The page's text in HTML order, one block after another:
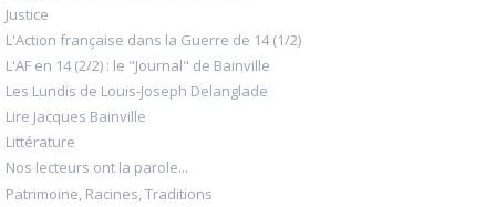
Justice
L'Action française dans la Guerre de 14 (1/2)
L'AF en 14 (2/2) : le "Journal" de Bainville
Les Lundis de Louis-Joseph Delanglade
Lire Jacques Bainville
Littérature
Nos lecteurs ont la parole...
Patrimoine, Racines, Traditions